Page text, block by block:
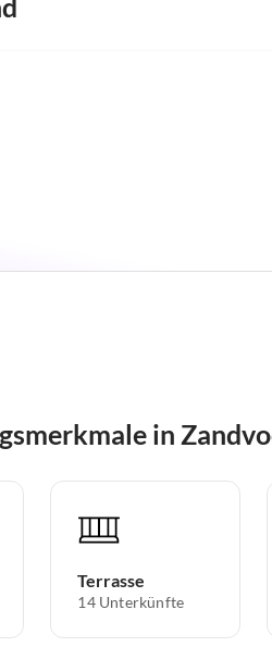
in
Terrasse
14 Unterkünfte